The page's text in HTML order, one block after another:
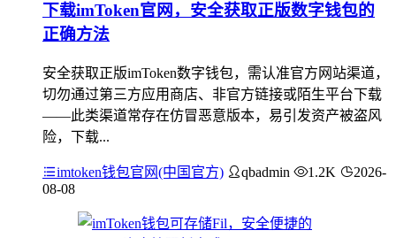
下载imToken官网，安全获取正版数字钱包的
正确方法
安全获取正版imToken数字钱包，需认准官方网站渠道，
切勿通过第三方应用商店、非官方链接或陌生平台下载
——此类渠道常存在仿冒恶意版本，易引发资产被盗风
险，下载...
imtoken钱包官网(中国官方) qbadmin 1.2K
2026-
08-08